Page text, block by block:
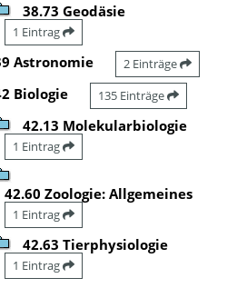
38.73 Geodäsie
1 Eintrag
Astronomie 2 Einträge
Biologie 135 Einträge
42.13 Molekularbiologie
1 Eintrag
42.60 Zoologie: Allgemeines
1 Eintrag
42.63 Tierphysiologie
1 Eintrag